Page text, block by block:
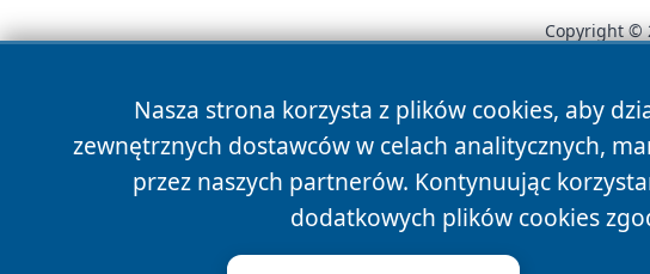
Nasza strona korzysta z plików cookies, aby
zewnętrznych dostawców w celach analitycznych,
przez naszych partnerów. Kontynuując
dodatkowych plików cookies
Copyright ©
News